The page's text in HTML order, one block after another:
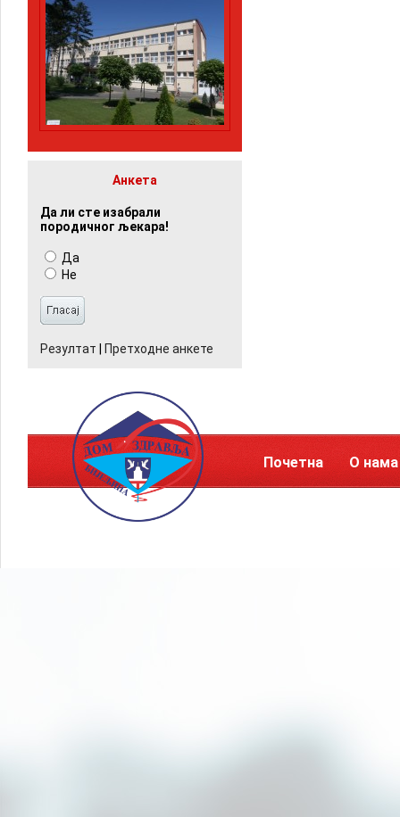
Анкета
Да ли сте изабрали
породичног љекара!
Да
Не
Резултат Претходне анкете
Почетна О нама